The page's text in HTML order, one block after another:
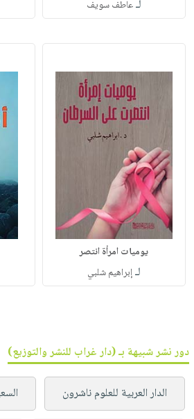
لـعاطف سويف
يوميات امرأة انتصر
لـإبراهيم شلبي
دور نشر شبيهة بـ (دار غراب للنشر والتوزيع)
الدار العربية للعلوم ناشرون